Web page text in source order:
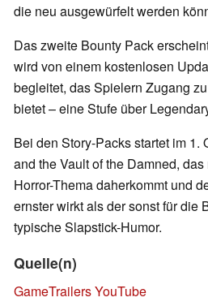
die neu ausgewürfelt werden
Das zweite Bounty Pack
wird von einem kostenlosen
begleitet, das Spielern Zugang
bietet – eine Stufe über
Bei den Story-Packs startet im 1.
and the Vault of the Damned,
Horror-Thema daherkommt und
ernster wirkt als der sonst für die
typische Slapstick-Humor.
Quelle(n)
GameTrailers YouTube